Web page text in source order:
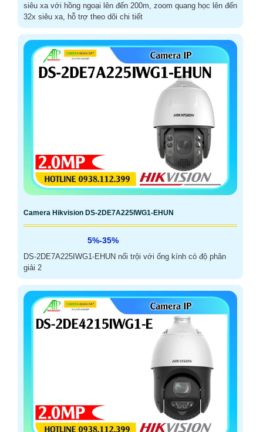
siêu xa với hồng ngoại lên đến 200m, zoom quang học lên đến
32x siêu xa, hỗ trợ theo dõi chi tiết
Camera Hikvision DS-2DE7A225IWG1-EHUN
5%-35%
DS-2DE7A225IWG1-EHUN nổi trội với ống kính có độ phân
giải 2